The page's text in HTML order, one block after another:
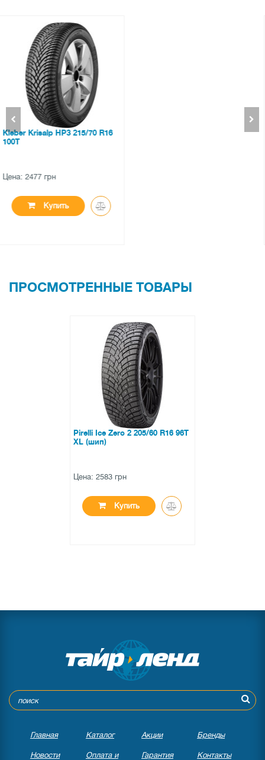
Grenlander L-Zeal 56 275/30
ПРОСМОТРЕННЫЕ ТОВАРЫ
Pirelli Ice Zero 2 205/60 R16 96T
XL (шип)
Цена: 2583 грн
Купить
Главная Каталог Акции Бренды
Новости Оплата и Гарантия Контакты